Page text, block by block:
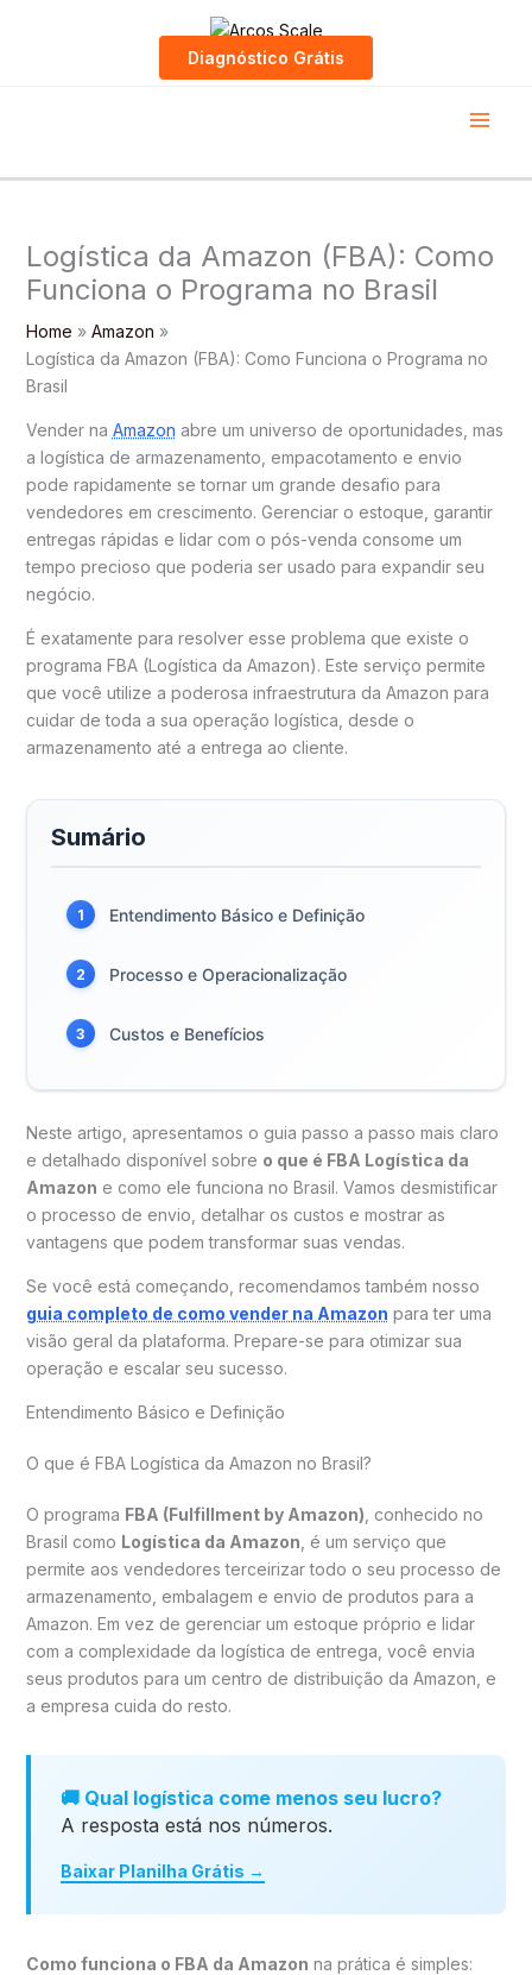
Diagnóstico Grátis
Logística da Amazon (FBA): Como
Funciona o Programa no Brasil
Home
Amazon
Logística da Amazon (FBA): Como Funciona o Programa no
Brasil
Vender na Amazon abre um universo de oportunidades, mas
a logística de armazenamento, empacotamento e envio
pode rapidamente se tornar um grande desafio para
vendedores em crescimento. Gerenciar o estoque, garantir
entregas rápidas e lidar com o pós-venda consome um
tempo precioso que poderia ser usado para expandir seu
negócio.
É exatamente para resolver esse problema que existe o
programa FBA (Logística da Amazon). Este serviço permite
que você utilize a poderosa infraestrutura da Amazon para
cuidar de toda a sua operação logística, desde o
armazenamento até a entrega ao cliente.
Sumário
1 Entendimento Básico e Definição
2 Processo e Operacionalização
3 Custos e Benefícios
Neste artigo, apresentamos o guia passo a passo mais claro
e detalhado disponível sobre o que é FBA Logística da
Amazon e como ele funciona no Brasil. Vamos desmistificar
o processo de envio, detalhar os custos e mostrar as
vantagens que podem transformar suas vendas.
Se você está começando, recomendamos também nosso
guia completo de como vender na Amazon para ter uma
visão geral da plataforma. Prepare-se para otimizar sua
operação e escalar seu sucesso.
Entendimento Básico e Definição
O que é FBA Logística da Amazon no Brasil?
O programa FBA (Fulfillment by Amazon) , conhecido no
Brasil como Logística da Amazon , é um serviço que
permite aos vendedores terceirizar todo o seu processo de
armazenamento, embalagem e envio de produtos para a
Amazon. Em vez de gerenciar um estoque próprio e lidar
com a complexidade da logística de entrega, você envia
seus produtos para um centro de distribuição da Amazon, e
a empresa cuida do resto.
🚚 Qual logística come menos seu lucro?
A resposta está nos números.
Baixar Planilha Grátis →
Como funciona o FBA da Amazon na prática é simples: